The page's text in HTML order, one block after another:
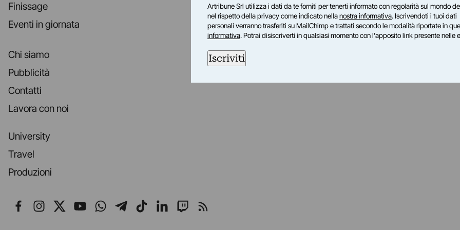
Finissage
Eventi in giornata
Chi siamo
Pubblicità
Contatti
Lavora con noi
University
Travel
Produzioni
Seguici su Facebook
Seguici su Instagram
Seguici su X
Seguici su YouTube
Seguici su WhatsApp
Seguici su Telegram
Seguici su TikTok
Seguici su LinkedIn
Seguici su Twitch
Seguici su Rss
Artribune Srl utilizza i dati da te forniti per tenerti informato con regolarità sul mondo
nel rispetto della privacy come indicato nellanostra informativa. Iscrivendoti i tuoi dati
personali verranno trasferiti su MailChimp e trattati secondo le modalità riportate in
informativa. Potrai disiscriverti in qualsiasi momento con l'apposito link presente nelle
Iscriviti